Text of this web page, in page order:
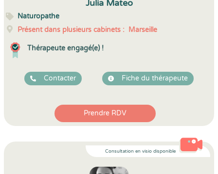
Julia Mateo
Naturopathe
Présent dans plusieurs cabinets : Marseille
Thérapeute engagé(e) !
Contacter Fiche du thérapeute
Prendre RDV
Consultation en visio disponible